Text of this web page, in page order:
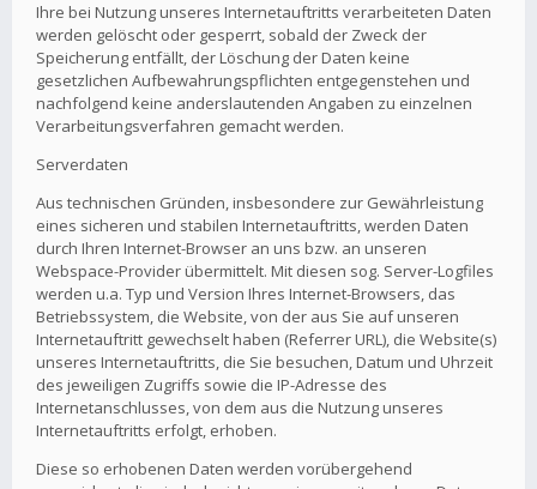
Ihre bei Nutzung unseres Internetauftritts verarbeiteten Daten
werden gelöscht oder gesperrt, sobald der Zweck der
Speicherung entfällt, der Löschung der Daten keine
gesetzlichen Aufbewahrungspflichten entgegenstehen und
nachfolgend keine anderslautenden Angaben zu einzelnen
Verarbeitungsverfahren gemacht werden.
Serverdaten
Aus technischen Gründen, insbesondere zur Gewährleistung
eines sicheren und stabilen Internetauftritts, werden Daten
durch Ihren Internet-Browser an uns bzw. an unseren
Webspace-Provider übermittelt. Mit diesen sog. Server-Logfiles
werden u.a. Typ und Version Ihres Internet-Browsers, das
Betriebssystem, die Website, von der aus Sie auf unseren
Internetauftritt gewechselt haben (Referrer URL), die Website(s)
unseres Internetauftritts, die Sie besuchen, Datum und Uhrzeit
des jeweiligen Zugriffs sowie die IP-Adresse des
Internetanschlusses, von dem aus die Nutzung unseres
Internetauftritts erfolgt, erhoben.
Diese so erhobenen Daten werden vorübergehend